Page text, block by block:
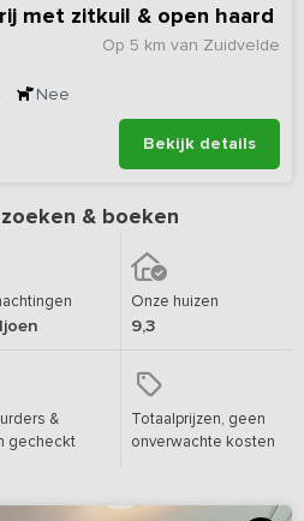
met zitkuil & open haard
Op 5 km van Zuidvelde
Nee
Bekijk details
& boeken
Onze huizen
9,3
&
gecheckt
Totaalprijzen, geen
onverwachte kosten